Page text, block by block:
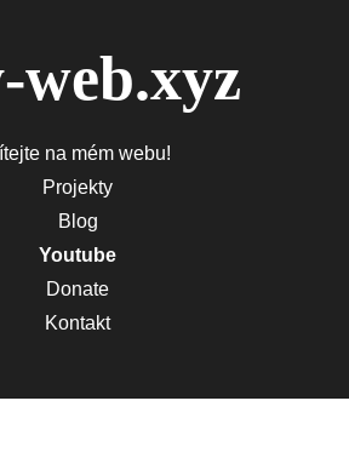
web.xyz
na mém webu!
Projekty
Blog
Youtube
Donate
Kontakt